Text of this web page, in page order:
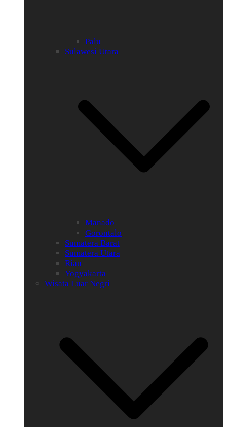
Palu
Sulawesi Utara
Manado
Gorontalo
Sumatera Barat
Sumatera Utara
Riau
Yogyakarta
Wisata Luar Negri